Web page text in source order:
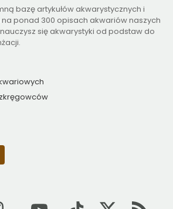
bazę artykułów akwarystycznych i
ponad 300 opisach akwariów naszych
się akwarystyki od podstaw do